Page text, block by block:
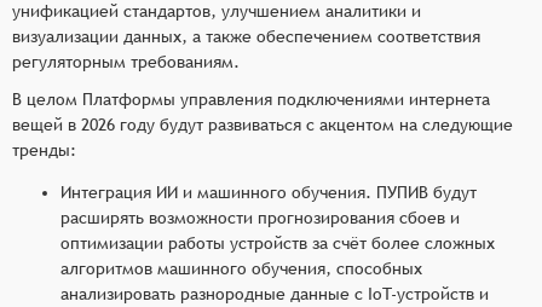
унификацией стандартов, улучшением аналитики и
визуализации данных, а также обеспечением соответствия
регуляторным требованиям.
В целом Платформы управления подключениями интернета
вещей в 2026 году будут развиваться с акцентом на следующие
тренды:
Интеграция ИИ и машинного обучения. ПУПИВ будут
расширять возможности прогнозирования сбоев и
оптимизации работы устройств за счёт более сложных
алгоритмов машинного обучения, способных
анализировать разнородные данные с IoT-устройств и